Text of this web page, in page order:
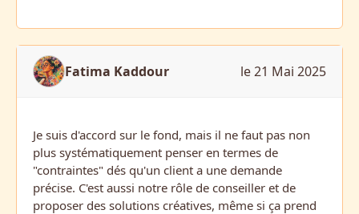
Fatima Kaddour le 21 Mai 2025
Je suis d'accord sur le fond, mais il ne faut pas non
plus systématiquement penser en termes de
"contraintes" dés qu'un client a une demande
précise. C'est aussi notre rôle de conseiller et de
proposer des solutions créatives, même si ça prend